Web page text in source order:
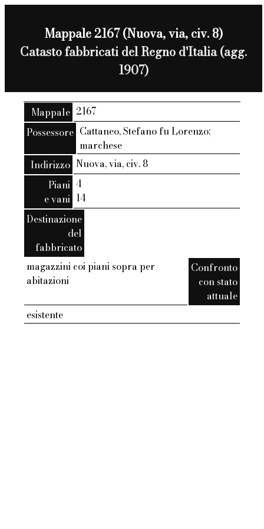
Mappale 2167 (Nuova, via, civ. 8)
Catasto fabbricati del Regno d'Italia (agg.
1907)
Mappale 2167
Possessore Cattaneo, Stefano fu Lorenzo;
marchese
Indirizzo Nuova, via, civ. 8
Piani
e vani
4
14
Destinazione
del
fabbricato
magazzini coi piani sopra per
abitazioni
Confronto
con stato
attuale
esistente